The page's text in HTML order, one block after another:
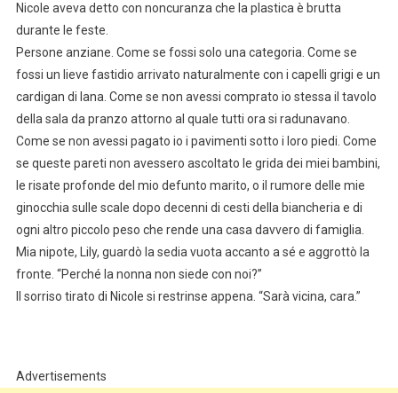
Nicole aveva detto con noncuranza che la plastica è brutta
durante le feste.
Persone anziane. Come se fossi solo una categoria. Come se
fossi un lieve fastidio arrivato naturalmente con i capelli grigi e un
cardigan di lana. Come se non avessi comprato io stessa il tavolo
della sala da pranzo attorno al quale tutti ora si radunavano.
Come se non avessi pagato io i pavimenti sotto i loro piedi. Come
se queste pareti non avessero ascoltato le grida dei miei bambini,
le risate profonde del mio defunto marito, o il rumore delle mie
ginocchia sulle scale dopo decenni di cesti della biancheria e di
ogni altro piccolo peso che rende una casa davvero di famiglia.
Mia nipote, Lily, guardò la sedia vuota accanto a sé e aggrottò la
fronte. “Perché la nonna non siede con noi?”
Il sorriso tirato di Nicole si restrinse appena. “Sarà vicina, cara.”
Advertisements